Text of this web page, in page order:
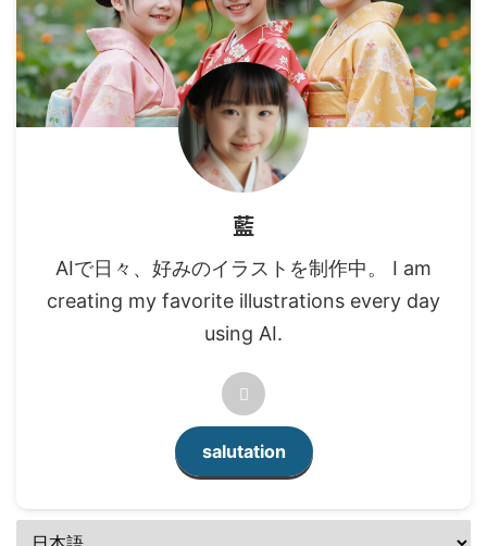
藍
AIで日々、好みのイラストを制作中。 I am
creating my favorite illustrations every day
using AI.
salutation